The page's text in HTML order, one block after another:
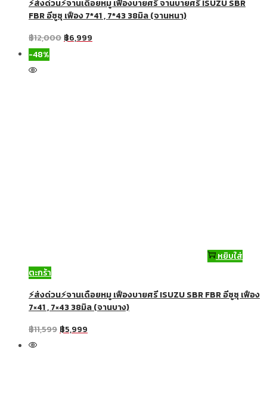
⚡ส่งด่วน⚡จานเดือยหมู เฟืองบายศรี จานบายศรี ISUZU SBR
FBR อีซูซุ เฟือง 7*41 , 7*43 38มิล (จานหนา)
฿12,000 ฿6,999
-48%
หยิบใส่
ตะกร้า
⚡ส่งด่วน⚡จานเดือยหมู เฟืองบายศรี ISUZU SBR FBR อีซูซุ เฟือง
7×41 , 7×43 38มิล (จานบาง)
฿11,599฿5,999